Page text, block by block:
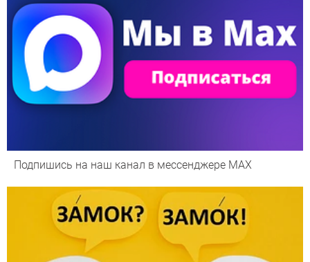
Подпишись на наш канал в мессенджере МАХ